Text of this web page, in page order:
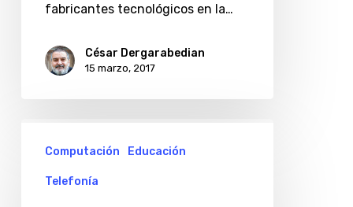
fabricantes tecnológicos en la…
César Dergarabedian
15 marzo, 2017
para
«viejitos
Computación Educación
Telefonía